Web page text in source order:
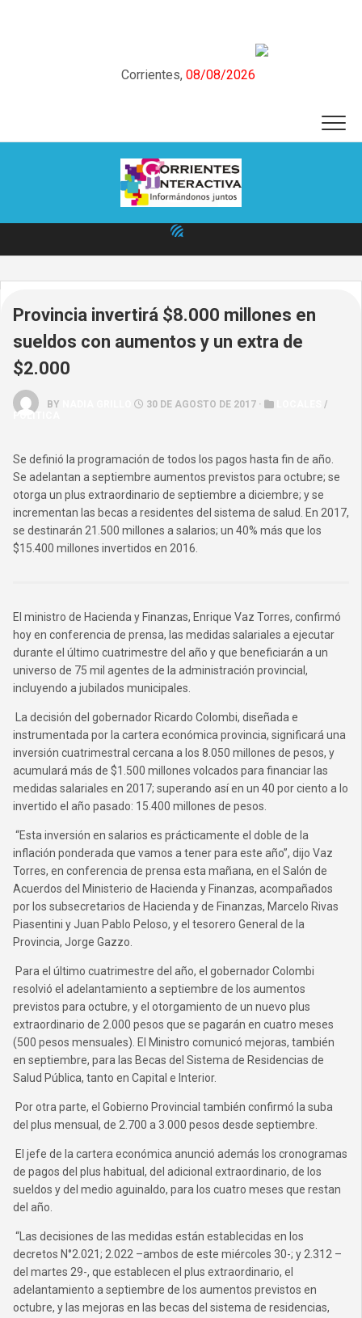
Corrientes, 08/08/2026
Provincia invertirá $8.000 millones en
sueldos con aumentos y un extra de
$2.000
BY 30 DE AGOSTO DE 2017 ·
/
POLÍTICA
Se definió la programación de todos los pagos hasta fin de año.
Se adelantan a septiembre aumentos previstos para octubre; se
otorga un plus extraordinario de septiembre a diciembre; y se
incrementan las becas a residentes del sistema de salud. En 2017,
se destinarán 21.500 millones a salarios; un 40% más que los
$15.400 millones invertidos en 2016.
El ministro de Hacienda y Finanzas, Enrique Vaz Torres, confirmó
hoy en conferencia de prensa, las medidas salariales a ejecutar
durante el último cuatrimestre del año y que beneficiarán a un
universo de 75 mil agentes de la administración provincial,
incluyendo a jubilados municipales.
La decisión del gobernador Ricardo Colombi, diseñada e
instrumentada por la cartera económica provincia, significará una
inversión cuatrimestral cercana a los 8.050 millones de pesos, y
acumulará más de $1.500 millones volcados para financiar las
medidas salariales en 2017; superando así en un 40 por ciento a lo
invertido el año pasado: 15.400 millones de pesos.
“Esta inversión en salarios es prácticamente el doble de la
inflación ponderada que vamos a tener para este año”, dijo Vaz
Torres, en conferencia de prensa esta mañana, en el Salón de
Acuerdos del Ministerio de Hacienda y Finanzas, acompañados
por los subsecretarios de Hacienda y de Finanzas, Marcelo Rivas
Piasentini y Juan Pablo Peloso, y el tesorero General de la
Provincia, Jorge Gazzo.
Para el último cuatrimestre del año, el gobernador Colombi
resolvió el adelantamiento a septiembre de los aumentos
previstos para octubre, y el otorgamiento de un nuevo plus
extraordinario de 2.000 pesos que se pagarán en cuatro meses
(500 pesos mensuales). El Ministro comunicó mejoras, también
en septiembre, para las Becas del Sistema de Residencias de
Salud Pública, tanto en Capital e Interior.
Por otra parte, el Gobierno Provincial también confirmó la suba
del plus mensual, de 2.700 a 3.000 pesos desde septiembre.
El jefe de la cartera económica anunció además los cronogramas
de pagos del plus habitual, del adicional extraordinario, de los
sueldos y del medio aguinaldo, para los cuatro meses que restan
del año.
“Las decisiones de las medidas están establecidas en los
decretos N°2.021; 2.022 –ambos de este miércoles 30-; y 2.312 –
del martes 29-, que establecen el plus extraordinario, el
adelantamiento a septiembre de los aumentos previstos en
octubre, y las mejoras en las becas del sistema de residencias,